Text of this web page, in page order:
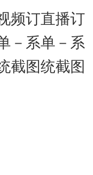
频订
－系
截图
直播订
单－系
统截图